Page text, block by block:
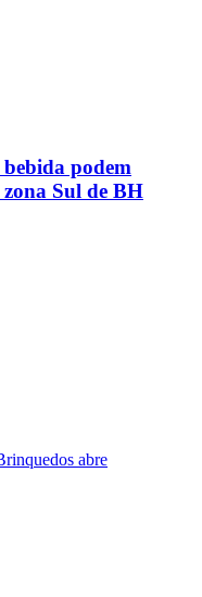
podem
Sul de BH
abre